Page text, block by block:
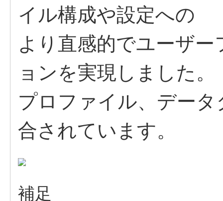
イル構成や設定への​
より直感的でユーザ
ョンを実現しました。​
プロファイル、デー
合されています。​
補足